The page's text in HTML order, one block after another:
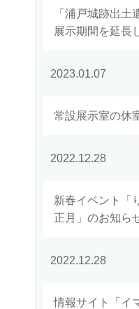
「浦戸城跡出
展示期間を延長
2023.01.07
常設展示室の休
2022.12.28
新春イベント「
正月」のお知ら
2022.12.28
情報サイト「イ